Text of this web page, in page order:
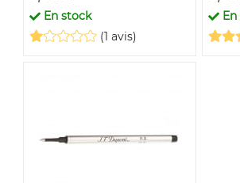
En stock
(1 avis)